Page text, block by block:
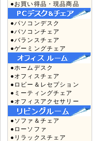
●お買い得品・現品商品
●パソコンデスク
●パソコンチェア
●バランスチェア
●ゲーミングチェア
●ホームデスク
●オフィスチェア
●ロビー＆レセプション
●ミーティングチェア
●オフィスアクセサリー
●ソファ＆チェア
●ローソファ
●リラックスチェア